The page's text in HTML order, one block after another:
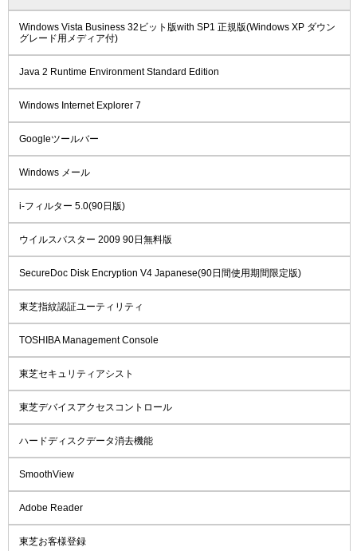
Windows Vista Business 32ビット版with SP1 正規版(Windows XP ダウン
グレード用メディア付)
Java 2 Runtime Environment Standard Edition
Windows Internet Explorer 7
Googleツールバー
Windows メール
i-フィルター 5.0(90日版)
ウイルスバスター 2009 90日無料版
SecureDoc Disk Encryption V4 Japanese(90日間使用期間限定版)
東芝指紋認証ユーティリティ
TOSHIBA Management Console
東芝セキュリティアシスト
東芝デバイスアクセスコントロール
ハードディスクデータ消去機能
SmoothView
Adobe Reader
東芝お客様登録